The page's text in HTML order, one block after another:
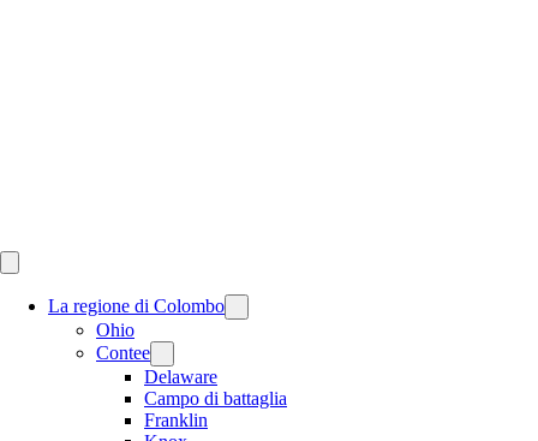
La regione di Colombo
Ohio
Contee
Delaware
Campo di battaglia
Franklin